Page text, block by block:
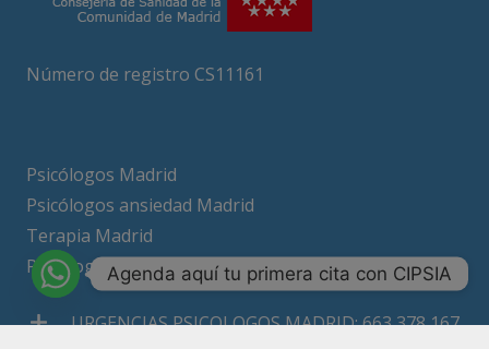
Número de registro CS11161
Psicólogos Madrid
Psicólogos ansiedad Madrid
Terapia Madrid
Psicólogo online
URGENCIAS PSICOLOGOS MADRID: 663 378 167
Agenda aquí tu primera cita con CIPSIA